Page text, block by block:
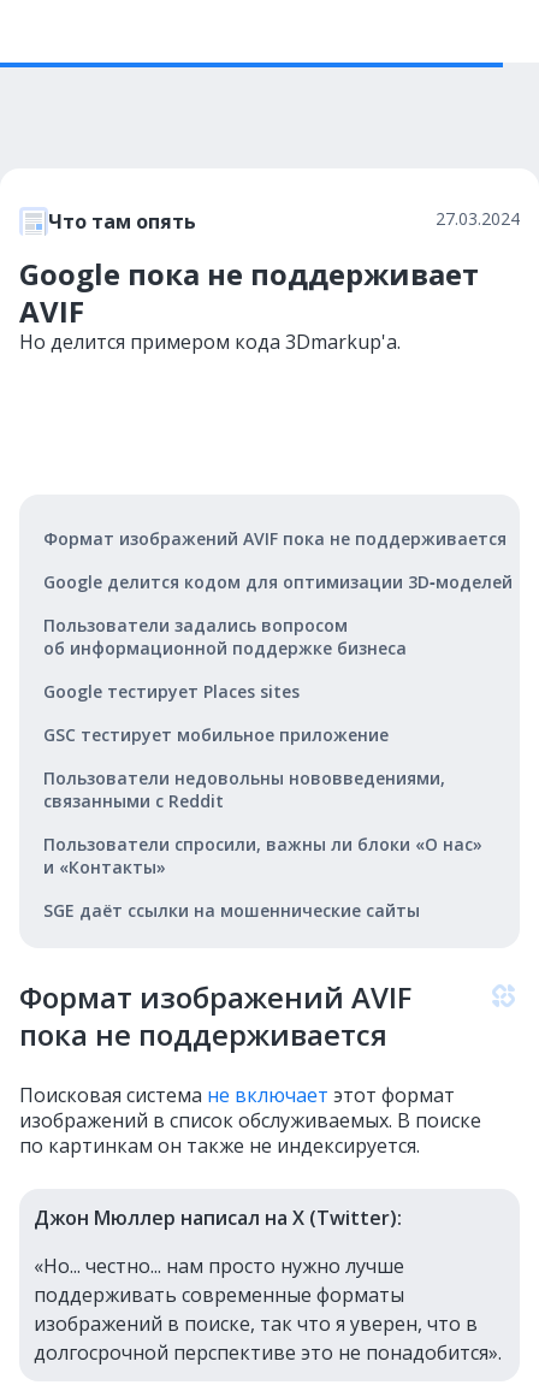
Что там опять 27.03.2024
Google пока не поддерживает
AVIF
Но делится примером кода 3Dmarkup'а.
Формат изображений AVIF пока не поддерживается
Google делится кодом для оптимизации 3D‑моделей
Пользователи задались вопросом
об информационной поддержке бизнеса
Google тестирует Places sites
GSC тестирует мобильное приложение
Пользователи недовольны нововведениями,
связанными с Reddit
Пользователи спросили, важны ли блоки «О нас»
и «Контакты»
SGE даёт ссылки на мошеннические сайты
Формат изображений AVIF
пока не поддерживается
Поисковая система не включает этот формат
изображений в список обслуживаемых. В поиске
по картинкам он также не индексируется.
Джон Мюллер написал на X (Twitter):
«Но... честно... нам просто нужно лучше
поддерживать современные форматы
изображений в поиске, так что я уверен, что в
долгосрочной перспективе это не понадобится».